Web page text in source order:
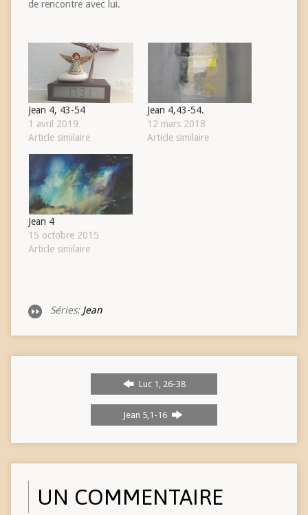
de rencontre avec lui.
Jean 4, 43-54
1 avril 2019
Article similaire
Jean 4,43-54.
12 mars 2018
Article similaire
Jean 4
15 octobre 2015
Article similaire
Séries: Jean
Luc 1, 26-38
Jean 5,1-16
UN COMMENTAIRE